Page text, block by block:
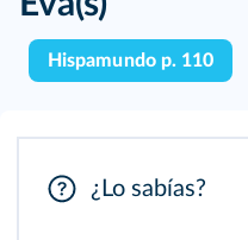
Hispamundo p. 110
¿Lo sabías?